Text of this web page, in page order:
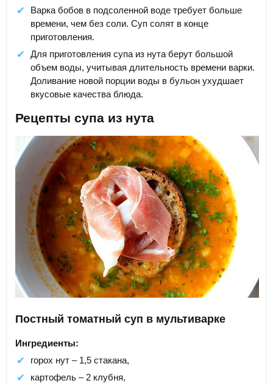
Варка бобов в подсоленной воде требует больше
времени, чем без соли. Суп солят в конце
приготовления.
Для приготовления супа из нута берут большой
объем воды, учитывая длительность времени варки.
Доливание новой порции воды в бульон ухудшает
вкусовые качества блюда.
Рецепты супа из нута
Постный томатный суп в мультиварке
Ингредиенты:
горох нут – 1,5 стакана,
картофель – 2 клубня,